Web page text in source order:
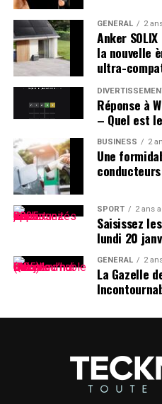
Restez informés et optimisez
prochaines courses grâce
GÉNÉRAL 2
Anker
la nouvelle
ultra-
Réponse à
– Quel est
BUSINESS 2
Une
SPORT 2 ans
Saisissez
lundi 20
GÉNÉRAL 2
La Gazelle